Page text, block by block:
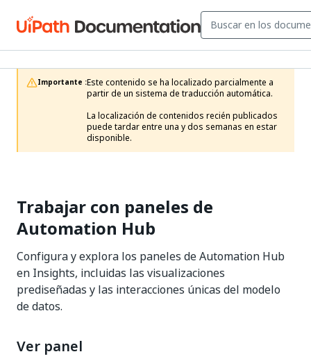
Importante :Este contenido se ha localizado parcialmente a
partir de un sistema de traducción automática.
La localización de contenidos recién publicados
puede tardar entre una y dos semanas en estar
disponible.
Trabajar con paneles de
Automation Hub
Configura y explora los paneles de Automation Hub
en Insights, incluidas las visualizaciones
prediseñadas y las interacciones únicas del modelo
de datos.
Ver panel